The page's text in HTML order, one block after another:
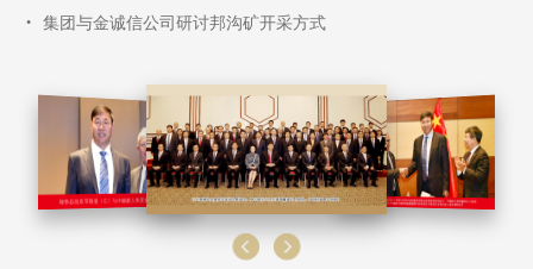
• 集团与金诚信公司研讨邦沟矿开采方式